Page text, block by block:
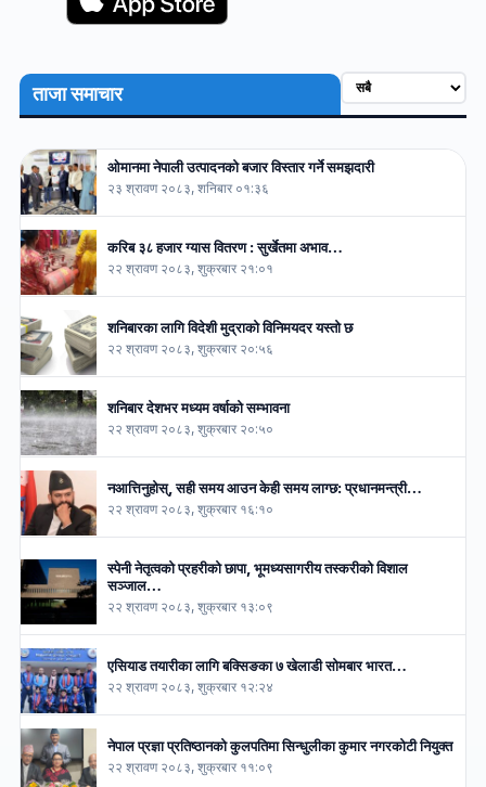
ताजा समाचार
ओमानमा नेपाली उत्पादनको बजार विस्तार गर्ने समझदारी
२३ श्रावण २०८३, शनिबार ०१:३६
करिब ३८ हजार ग्यास वितरण : सुर्खेतमा अभाव…
२२ श्रावण २०८३, शुक्रबार २१:०१
शनिबारका लागि विदेशी मुद्राको विनिमयदर यस्तो छ
२२ श्रावण २०८३, शुक्रबार २०:५६
शनिबार देशभर मध्यम वर्षाको सम्भावना
२२ श्रावण २०८३, शुक्रबार २०:५०
नआत्तिनुहोस्, सही समय आउन केही समय लाग्छ: प्रधानमन्त्री…
२२ श्रावण २०८३, शुक्रबार १६:१०
स्पेनी नेतृत्वको प्रहरीको छापा, भूमध्यसागरीय तस्करीको विशाल
सञ्जाल…
२२ श्रावण २०८३, शुक्रबार १३:०९
एसियाड तयारीका लागि बक्सिङका ७ खेलाडी सोमबार भारत…
२२ श्रावण २०८३, शुक्रबार १२:२४
नेपाल प्रज्ञा प्रतिष्ठानको कुलपतिमा सिन्धुलीका कुमार नगरकोटी नियुक्त
२२ श्रावण २०८३, शुक्रबार ११:०९